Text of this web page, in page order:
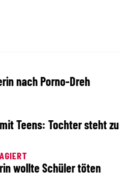
nach Porno-Dreh
Teens: Tochter steht zu
wollte Schüler töten